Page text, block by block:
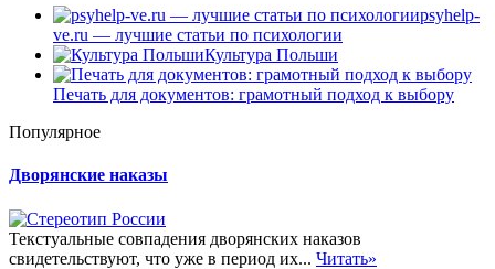
psyhelp-
ve.ru — лучшие статьи по психологии
Культура Польши
Печать для документов: грамотный подход к выбору
Популярное
Дворянские наказы
Текстуальные совпадения дворянских наказов
свидетельствуют, что уже в период их... Читать»